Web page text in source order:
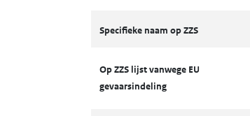
Specifieke naam op ZZS
Op ZZS lijst vanwege EU
gevaarsindeling